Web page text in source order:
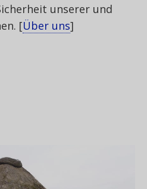
unserer und
[Über uns]